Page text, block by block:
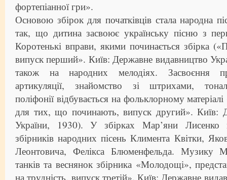
фортепіанної гри».
Основою збірок для початківців стала народна
так, що дитина засвоює українську пісню з
Коротенькі вправи, якими починається збірка
випуск перший». Київ: Державне видавництво
також на народних мелодіях. Засвоєння
артикуляції, знайомство зі штрихами,
поліфонії відбувається на фольклорному
для тих, що починають, випуск другий». Київ:
України, 1930). У збірках Мар’яни Лисенко
збірників народних пісень Климента Квітки,
Леонтовича, Фелікса Блюменфельда. Музику
танків та веснянок збірника «Молодощі»,
на трудність, випуск третій». Київ: Державне